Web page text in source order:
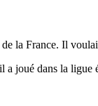
la France. Il
joué dans la